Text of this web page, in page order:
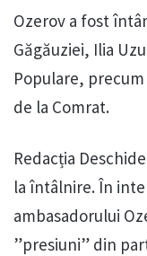
Ozerov a fost
Găgăuziei, Ilia
Populare,
de la Comrat.
Redacția
la întâlnire. În
ambasadorului
”presiuni” din